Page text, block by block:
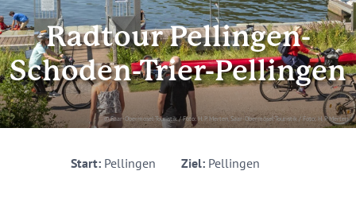
© Saar-Obermosel-Touristik / Foto: H. P. Merten, Saar-Obermosel-Touristik / Foto: H. P. Merten
Radtour Pellingen-
Schoden-Trier-Pellingen
Start: Pellingen Ziel: Pellingen